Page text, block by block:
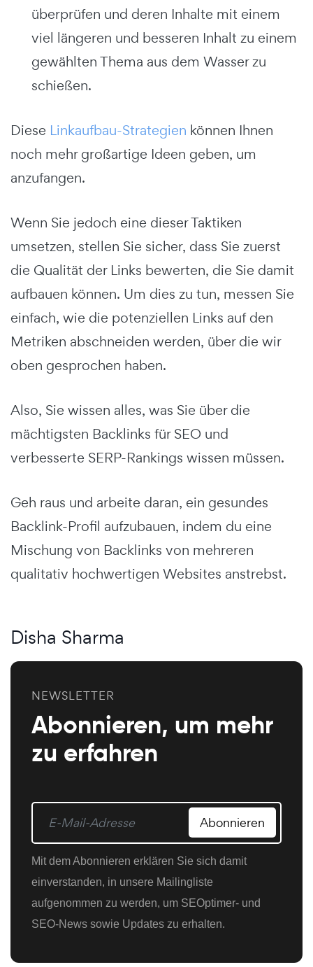
überprüfen und deren Inhalte mit einem
viel längeren und besseren Inhalt zu einem
gewählten Thema aus dem Wasser zu
schießen.
Diese Linkaufbau-Strategien können Ihnen
noch mehr großartige Ideen geben, um
anzufangen.
Wenn Sie jedoch eine dieser Taktiken
umsetzen, stellen Sie sicher, dass Sie zuerst
die Qualität der Links bewerten, die Sie damit
aufbauen können. Um dies zu tun, messen Sie
einfach, wie die potenziellen Links auf den
Metriken abschneiden werden, über die wir
oben gesprochen haben.
Also, Sie wissen alles, was Sie über die
mächtigsten Backlinks für SEO und
verbesserte SERP-Rankings wissen müssen.
Geh raus und arbeite daran, ein gesundes
Backlink-Profil aufzubauen, indem du eine
Mischung von Backlinks von mehreren
qualitativ hochwertigen Websites anstrebst.
Disha Sharma
NEWSLETTER
Abonnieren, um mehr
zu erfahren
Abonnieren
Mit dem Abonnieren erklären Sie sich damit
einverstanden, in unsere Mailingliste
aufgenommen zu werden, um SEOptimer- und
SEO-News sowie Updates zu erhalten.